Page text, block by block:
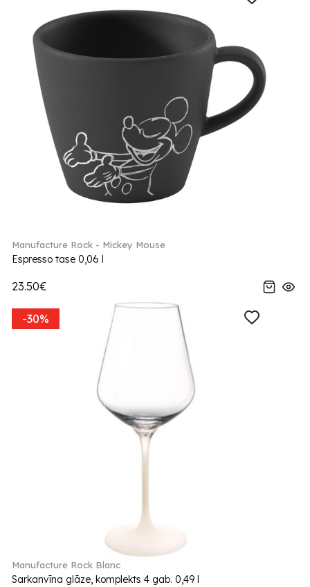
Manufacture Rock - Mickey Mouse
Espresso tase 0,06 l
23.50€
-30%
Manufacture Rock Blanc
Sarkanvīna glāze, komplekts 4 gab. 0,49 l